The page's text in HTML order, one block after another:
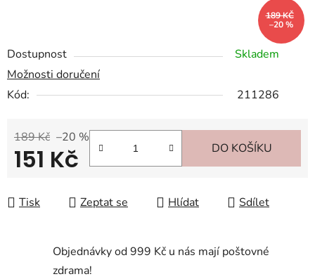
Dostupnost
Skladem
Možnosti doručení
Kód:
211286
189 Kč –20 %
151 Kč DO KOŠÍKU
Tisk Zeptat se Hlídat Sdílet
189 KČ
–20 %
Objednávky od 999 Kč u nás mají poštovné
zdrama!